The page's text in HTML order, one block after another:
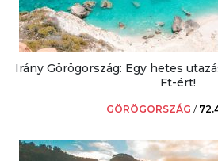
Irány Görögország: Egy hetes
Ft-ért!
GÖRÖGORSZÁG /